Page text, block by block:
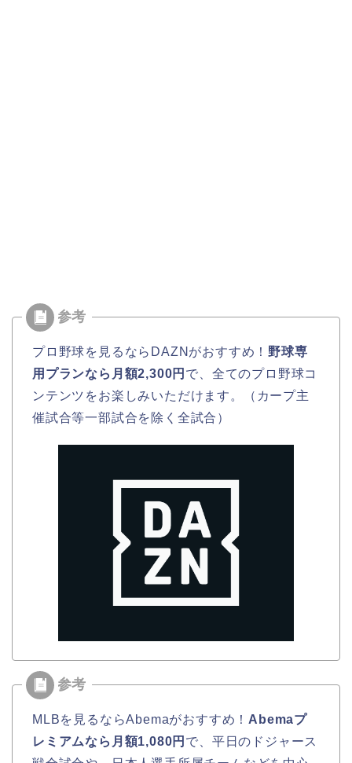
プロ野球を見るならDAZNがおすすめ！ 野球専
用プランなら月額2,300円 で、全てのプロ野球コ
ンテンツをお楽しみいただけます。（カープ主
催試合等一部試合を除く全試合）
MLBを見るならAbemaがおすすめ！ Abemaプ
レミアムなら月額1,080円 で、平日のドジャース